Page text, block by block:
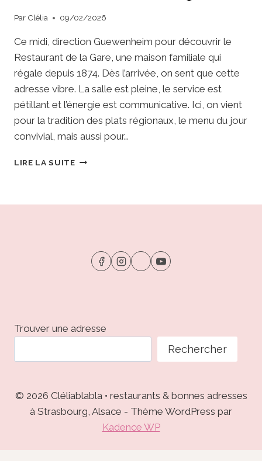
Par Clélia 09/02/2026
Ce midi, direction Guewenheim pour découvrir le
Restaurant de la Gare, une maison familiale qui
régale depuis 1874. Dès l’arrivée, on sent que cette
adresse vibre. La salle est pleine, le service est
pétillant et l’énergie est communicative. Ici, on vient
pour la tradition des plats régionaux, le menu du jour
convivial, mais aussi pour…
LIRE LA SUITERESTAURANT
FAMILIALE
Trouver une adresse
Rechercher
© 2026 Cléliablabla • restaurants & bonnes adresses
à Strasbourg, Alsace - Thème WordPress par
Kadence WP